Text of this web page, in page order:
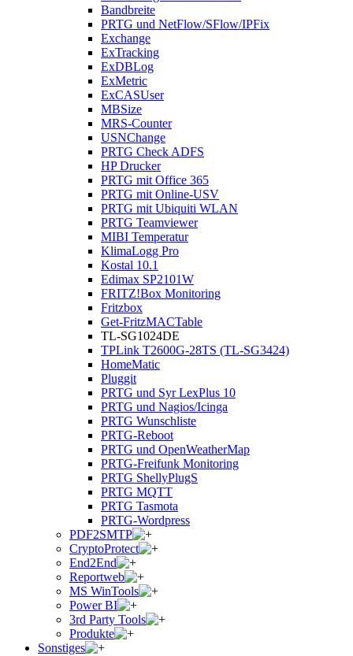
Bandbreite
PRTG und NetFlow/SFlow/IPFix
Exchange
ExTracking
ExDBLog
ExMetric
ExCASUser
MBSize
MRS-Counter
USNChange
PRTG Check ADFS
HP Drucker
PRTG mit Office 365
PRTG mit Online-USV
PRTG mit Ubiquiti WLAN
PRTG Teamviewer
MIBI Temperatur
KlimaLogg Pro
Kostal 10.1
Edimax SP2101W
FRITZ!Box Monitoring
Fritzbox
Get-FritzMACTable
TL-SG1024DE
TPLink T2600G-28TS (TL-SG3424)
HomeMatic
Pluggit
PRTG und Syr LexPlus 10
PRTG und Nagios/Icinga
PRTG Wunschliste
PRTG-Reboot
PRTG und OpenWeatherMap
PRTG-Freifunk Monitoring
PRTG ShellyPlugS
PRTG MQTT
PRTG Tasmota
PRTG-Wordpress
PDF2SMTP
CryptoProtect
End2End
Reportweb
MS WinTools
Power BI
3rd Party Tools
Produkte
Sonstiges